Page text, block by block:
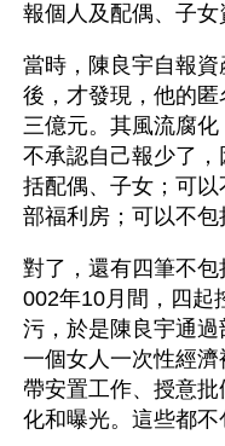
報個人及配偶、子女
當時，陳良宇自報
後，才發現，他的
三億元。其風流腐
不承認自己報少了
括配偶、子女；可
部福利房；可以不
對了，還有四筆不
002年10月間，四起
污，於是陳良宇通過
一個女人一次性經
帶安置工作、授意
化和曝光。這些都不